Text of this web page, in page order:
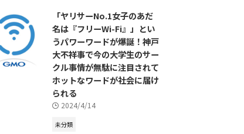
「ヤリサーNo.1女子のあだ
名は『フリーWi-Fi』」とい
うパワーワードが爆誕！神戸
大不祥事で今の大学生のサー
クル事情が無駄に注目されて
ホットなワードが社会に届け
られる
2024/4/14
未分類